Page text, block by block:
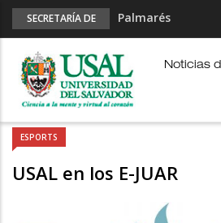
SECRETARÍA DE
Palmarés
Esports en
USAL en los E-
JUAR
Fútbol Online
Noticias
ESPORTS
USAL en los E-JUAR